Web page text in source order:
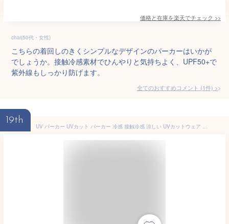
価格と在庫を楽天でチェック >>
chai(50代・女性)
こちらの着回しのきくシンプルなデザインのパーカーはいかが
でしょうか。接触冷感素材でひんやりと気持ちよく、UPF50+で
紫外線もしっかり防げます。
全てのおすすめコメント (1件) >
19th
UV パーカー UVカット パーカー 冷感 接触冷感 涼しい UVカットウェア 日焼け防止 紫外線対策 暑さ対策 服 トップス 薄手 吸湿 速乾 アイスシルク ストレッチ レディース 長袖 春夏服装 アウトドア 旅行用 かわいい カジュアル 送料無料